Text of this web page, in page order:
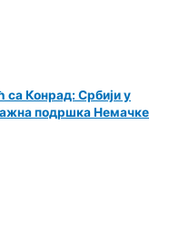
Конрад: Србији у
подршка Немачке